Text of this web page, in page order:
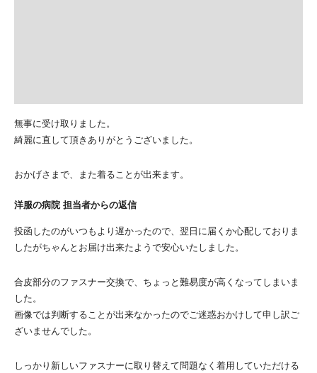
無事に受け取りました。
綺麗に直して頂きありがとうございました。
おかげさまで、また着ることが出来ます。
洋服の病院 担当者からの返信
投函したのがいつもより遅かったので、翌日に届くか心配しておりま
したがちゃんとお届け出来たようで安心いたしました。
合皮部分のファスナー交換で、ちょっと難易度が高くなってしまいま
した。
画像では判断することが出来なかったのでご迷惑おかけして申し訳ご
ざいませんでした。
しっかり新しいファスナーに取り替えて問題なく着用していただける